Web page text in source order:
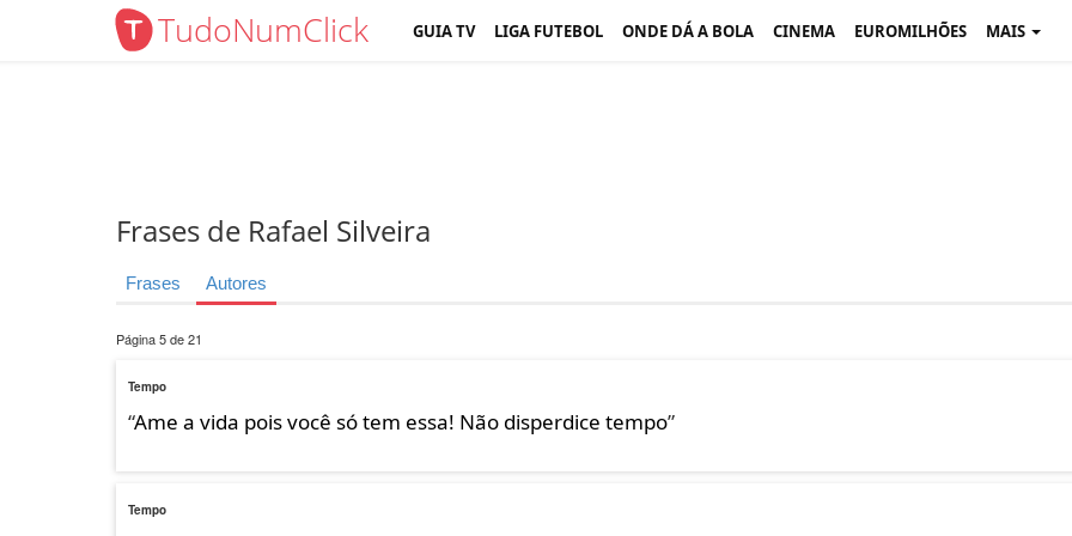
TudoNumClick GUIA TV LIGA FUTEBOL ONDE DÁ A BOLA CINEMA EUROMILHÕES MAIS
Frases de Rafael Silveira
Frases Autores
Página 5 de 21
Tempo
“Ame a vida pois você só tem essa! Não disperdice tempo”
Tempo